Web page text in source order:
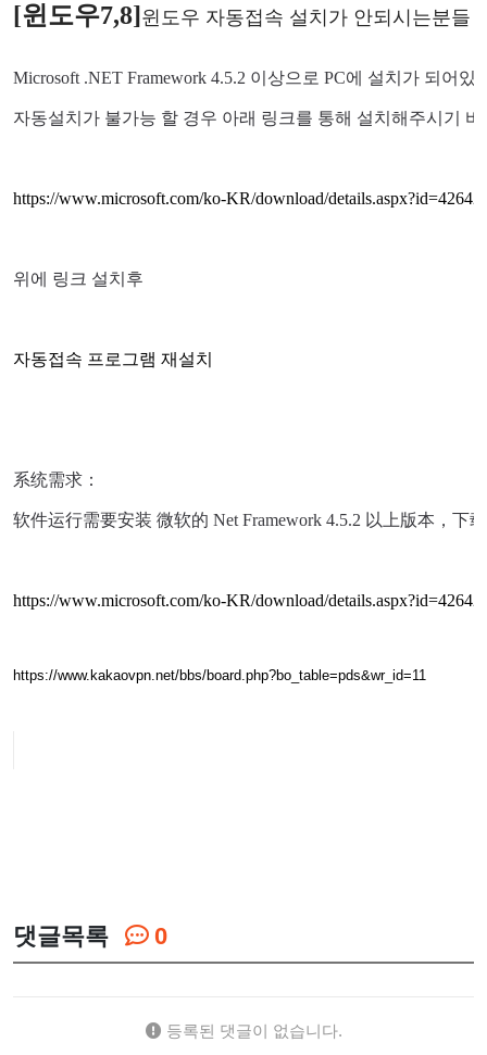
[윈도우7,8] 윈도우 자동접속 설치가 안되시는분들
Microsoft .NET Framework 4.5.2 이상으로 PC에 설치가 되어
자동설치가 불가능 할 경우 아래 링크를 통해 설치해주시기 바
https://www.microsoft.com/ko-KR/download/details.aspx?id=42642
위에 링크 설치후
자동접속 프로그램 재설치
系统需求：
软件运行需要安装 微软的 Net Framework 4.5.2 以上版本，下
https://www.microsoft.com/ko-KR/download/details.aspx?id=42642
https://www.kakaovpn.net/bbs/board.php?bo_table=pds&wr_id=11
댓글목록 0
등록된 댓글이 없습니다.